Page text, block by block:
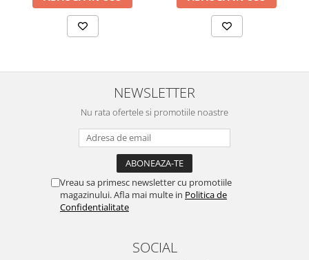
NEWSLETTER
Nu rata ofertele si promotiile noastre
Vreau sa primesc newsletter cu promotiile
magazinului. Afla mai multe in Politica de
Confidentialitate
SOCIAL